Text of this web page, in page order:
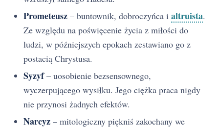
Prometeusz – buntownik, dobroczyńca i altruista.
Ze względu na poświęcenie życia z miłości do
ludzi, w późniejszych epokach zestawiano go z
postacią Chrystusa.
Syzyf– uosobienie bezsensownego,
wyczerpującego wysiłku. Jego ciężka praca nigdy
nie przynosi żadnych efektów.
Narcyz – mitologiczny piękniś zakochany we